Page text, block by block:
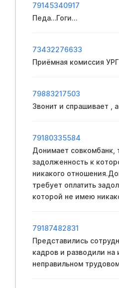
79145340917
Педа…Гоги…
73432276633
Приёмная комиссия
79883217503
Звонит и спрашивает ,
79180335584
Донимает совкомбанк,
задолженность к
никакого
требует оплатить
которой не имею
79187482831
Представились
кадров и разводили
неправильном